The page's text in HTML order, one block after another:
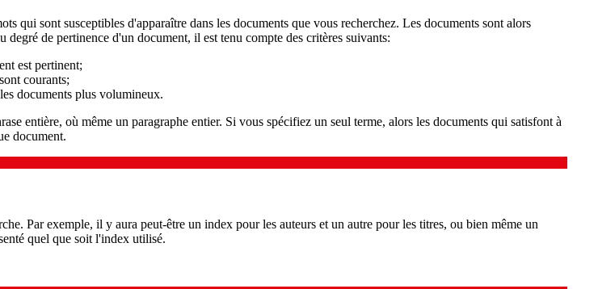
qui sont susceptibles d'apparaître dans les documents que vous recherchez. Les documents sont alors
de pertinence d'un document, il est tenu compte des critères suivants:
est pertinent;
courants;
documents plus volumineux.
entière, où même un paragraphe entier. Si vous spécifiez un seul terme, alors les documents qui satisfont à
document.
Par exemple, il y aura peut-être un index pour les auteurs et un autre pour les titres, ou bien même un
quel que soit l'index utilisé.